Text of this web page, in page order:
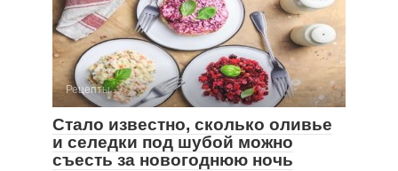
Рецепты
Стало известно, сколько оливье
и селедки под шубой можно
съесть за новогоднюю ночь